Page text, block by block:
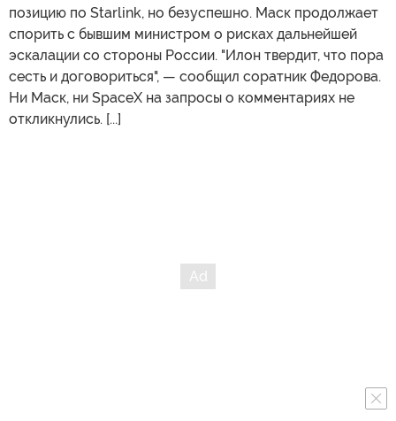
позицию по Starlink, но безуспешно. Маск продолжает
спорить с бывшим министром о рисках дальнейшей
эскалации со стороны России. "Илон твердит, что пора
сесть и договориться", — сообщил соратник Федорова.
Ни Маск, ни SpaceX на запросы о комментариях не
откликнулись. [...]